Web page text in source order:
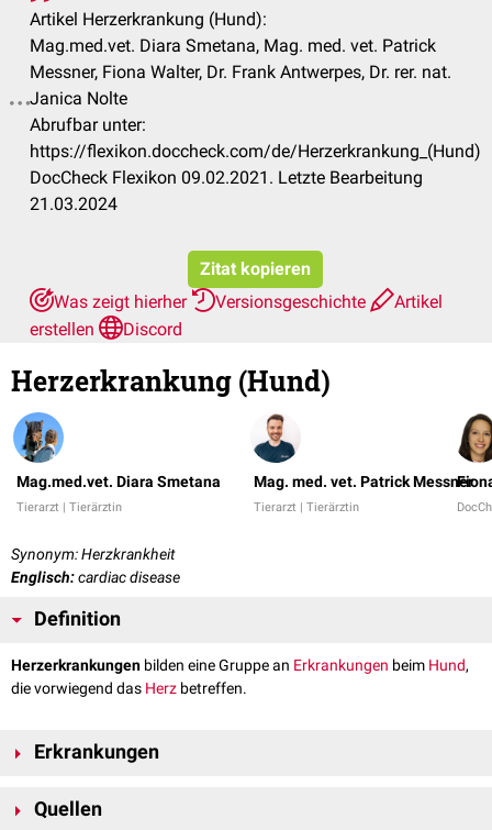
Artikel Herzerkrankung (Hund):
Mag.med.vet. Diara Smetana, Mag. med. vet. Patrick
Messner, Fiona Walter, Dr. Frank Antwerpes, Dr. rer. nat.
Janica Nolte
Abrufbar unter:
https://flexikon.doccheck.com/de/Herzerkrankung_(Hund)
DocCheck Flexikon 09.02.2021. Letzte Bearbeitung
21.03.2024
Zitat kopieren
Was zeigt hierher
Versionsgeschichte
Artikel
erstellen
Discord
Herzerkrankung (Hund)
Mag.med.vet. Diara Smetana
Tierarzt | Tierärztin
Mag. med. vet. Patrick Messner
Tierarzt | Tierärztin
Synonym: Herzkrankheit
Englisch:cardiac disease
Definition
Herzerkrankungen bilden eine Gruppe an Erkrankungen beim Hund,
die vorwiegend das Herz betreffen.
Erkrankungen
angeborene (kongenitale
Quellen